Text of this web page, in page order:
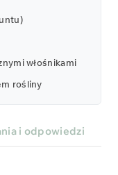
włośnikami
rośliny
i odpowiedzi